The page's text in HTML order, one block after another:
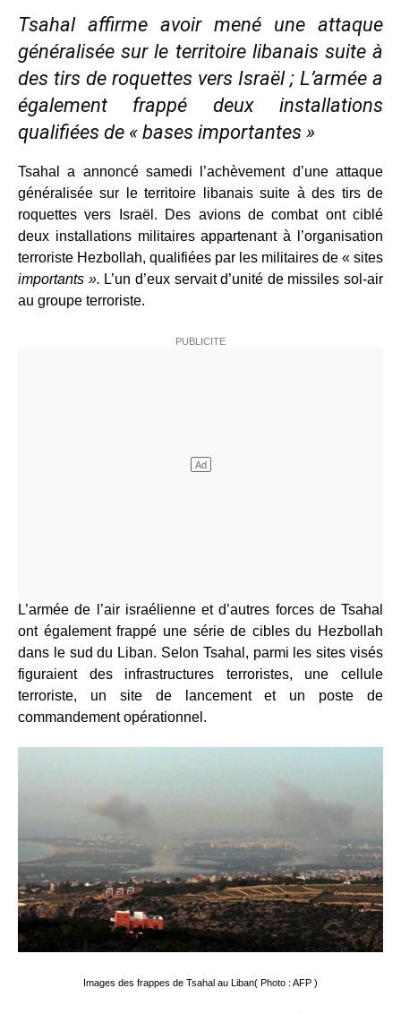
Tsahal affirme avoir mené une attaque
généralisée sur le territoire libanais suite à
des tirs de roquettes vers Israël ; L’armée a
également frappé deux installations
qualifiées de « bases importantes »
Tsahal a annoncé samedi l’achèvement d’une attaque
généralisée sur le territoire libanais suite à des tirs de
roquettes vers Israël. Des avions de combat ont ciblé
deux installations militaires appartenant à l’organisation
terroriste Hezbollah, qualifiées par les militaires de « sites
importants ». L’un d’eux servait d’unité de missiles sol-air
au groupe terroriste.
L’armée de l’air israélienne et d’autres forces de Tsahal
ont également frappé une série de cibles du Hezbollah
dans le sud du Liban. Selon Tsahal, parmi les sites visés
figuraient des infrastructures terroristes, une cellule
terroriste, un site de lancement et un poste de
commandement opérationnel.
Images des frappes de Tsahal au Liban( Photo : AFP )